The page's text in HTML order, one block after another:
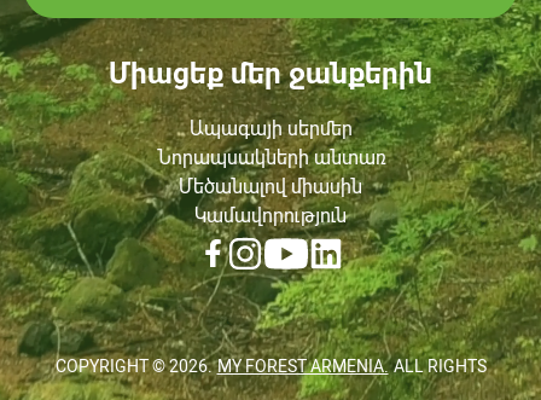
Միացեք մեր ջանքերին
Ապագայի սերմեր
Նորապսակների անտառ
Մեծանալով միասին
Կամավորություն
COPYRIGHT ©2026. MY FOREST ARMENIA. ALL RIGHTS